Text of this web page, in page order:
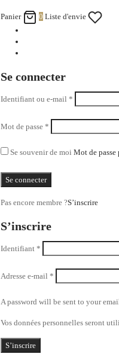
Panier 0 Liste d'envie
Se connecter
Identifiant ou e-mail *
Mot de passe *
Se souvenir de moi Mot de passe
Se connecter
Pas encore membre ?S’inscrire
S’inscrire
Identifiant *
Adresse e-mail *
A password will be sent to your
Vos données personnelles seront
S’inscrire